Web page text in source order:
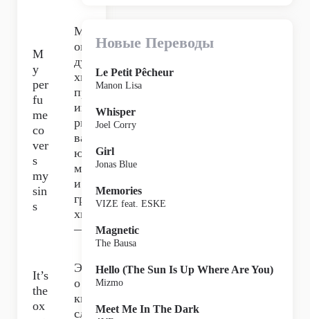
M
y
per
fu
me
co
ver
s
my
sin
s
М
ои
ду
хи
пр
ик
ры
ва
ют
мо
и
гре
хи
—
It’s
the
ox
Эт
о
ки
сл
Новые Переводы
Le Petit Pêcheur
Manon Lisa
Whisper
Joel Corry
Girl
Jonas Blue
Memories
VIZE feat. ESKE
Magnetic
The Bausa
Hello (The Sun Is Up Where Are You)
Mizmo
Meet Me In The Dark